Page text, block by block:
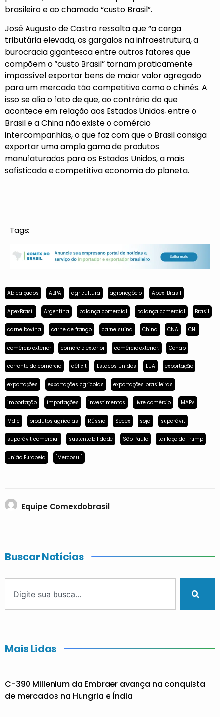
brasileiro e ao chamado “custo Brasil”.
José Augusto de Castro ressalta que “a carga
tributária elevada, os gargalos na infraestrutura, a
burocracia gigantesca entre outros fatores que
compõem o “custo Brasil” tornam praticamente
impossível exportar bens de maior valor agregado
para um mercado tão competitivo como o chinês. A
isso se alia o fato de que, ao contrário do que
acontece em relação aos Estados Unidos, entre o
Brasil e a China não existe o comércio
intercompanhias, o que faz com que o Brasil consiga
exportar uma ampla gama de produtos
manufaturados para os Estados Unidos, a mais
sofisticada e competitiva economia do planeta.
Tags:
Abicalçados ABPA agricultura agronegócio Apex-Brasil
ApexBrasil Argentina balança comercial balança comercial Brasil
carne bovina carne de frango carne suína China CNA CNI
comércio exterior comércio exterior comércio exterior. Conab
corrente de comércio déficit Estados Unidos EUA exportação
exportações exportações agrícolas exportações brasileiras
importação importações investimentos livre comércio MAPA
Mdic produtos agrícolas Rússia Secex soja superávit
superávit comercial sustentabilidade São Paulo tarifaço de Trump
União Europeia [Mercosul]
Equipe Comexdobrasil
Buscar Notícias
Mais Lidas
C-390 Millenium da Embraer avança na conquista
de mercados na Hungria e Índia